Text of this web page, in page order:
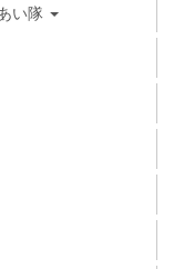
い隊